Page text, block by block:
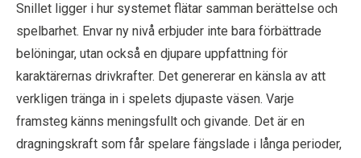
Snillet ligger i hur systemet flätar samman berättelse och
spelbarhet. Envar ny nivå erbjuder inte bara förbättrade
belöningar, utan också en djupare uppfattning för
karaktärernas drivkrafter. Det genererar en känsla av att
verkligen tränga in i spelets djupaste väsen. Varje
framsteg känns meningsfullt och givande. Det är en
dragningskraft som får spelare fängslade i långa perioder,